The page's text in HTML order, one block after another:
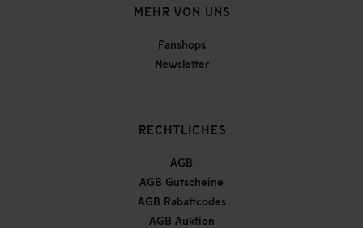
MEHR VON UNS
Fanshops
Newsletter
RECHTLICHES
AGB
AGB Gutscheine
AGB Rabattcodes
AGB Auktion